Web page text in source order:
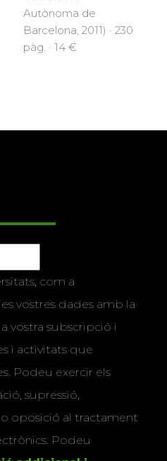
Autònoma de
Barcelona, 2011) · 230
pàg. · 14 €
com a
vostres dades amb la
vostra subscripció i
i activitats que
Podeu exercir els
supressió,
oposició al tractament
Podeu